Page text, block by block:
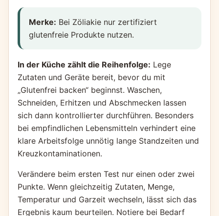
Merke: Bei Zöliakie nur zertifiziert
glutenfreie Produkte nutzen.
In der Küche zählt die Reihenfolge: Lege
Zutaten und Geräte bereit, bevor du mit
„Glutenfrei backen“ beginnst. Waschen,
Schneiden, Erhitzen und Abschmecken lassen
sich dann kontrollierter durchführen. Besonders
bei empfindlichen Lebensmitteln verhindert eine
klare Arbeitsfolge unnötig lange Standzeiten und
Kreuzkontaminationen.
Verändere beim ersten Test nur einen oder zwei
Punkte. Wenn gleichzeitig Zutaten, Menge,
Temperatur und Garzeit wechseln, lässt sich das
Ergebnis kaum beurteilen. Notiere bei Bedarf